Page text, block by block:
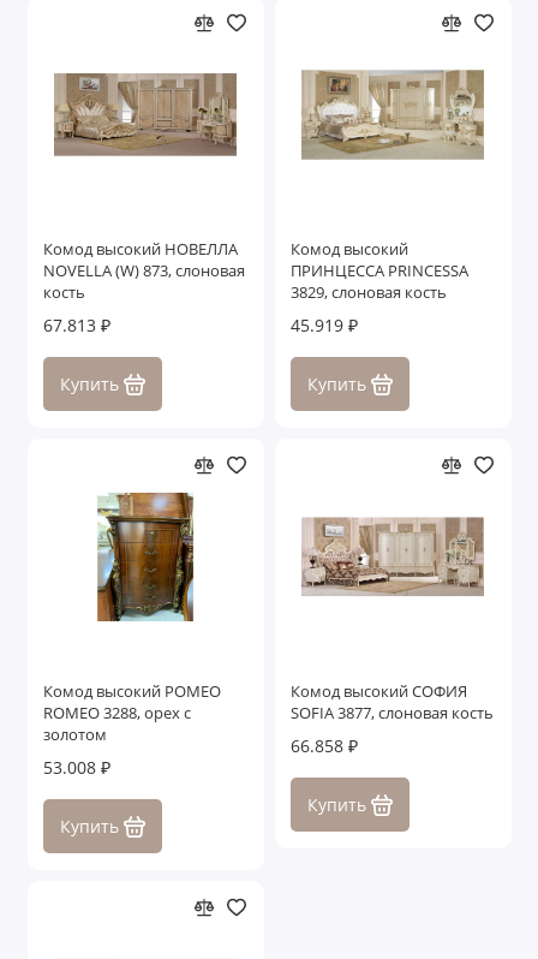
Комод высокий НОВЕЛЛА
NOVELLA (W) 873, слоновая
кость
67.813 ₽
Купить
Комод высокий
ПРИНЦЕССА PRINCESSA
3829, слоновая кость
45.919 ₽
Купить
Комод высокий РОМЕО
ROMEO 3288, орех с
золотом
53.008 ₽
Купить
Комод высокий СОФИЯ
SOFIA 3877, слоновая кость
66.858 ₽
Купить